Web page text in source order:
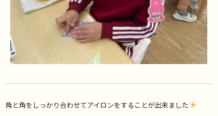
角と角をしっかり合わせてアイロンをすることが出来ました